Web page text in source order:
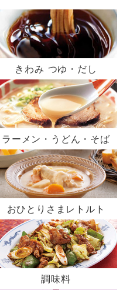
きわみ つゆ・だし
ラーメン・うどん・そば
おひとりさまレトルト
調味料